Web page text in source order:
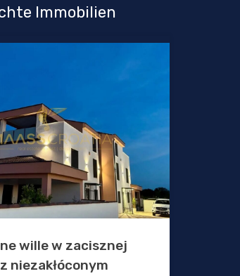
Immobilien
wille w zacisznej
niezakłóconym